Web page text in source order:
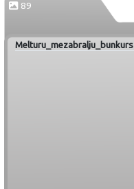
89
Melturu_mezabralju_bunkurs